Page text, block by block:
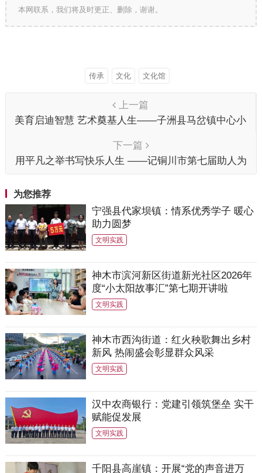
本网联系，我们将及时更正、删除，谢谢。
传承 文化 文化馆
上一篇
美育启迪智慧 艺术奠基人生——子洲县马岔镇中心小
下一篇
用平凡之举书写快乐人生 ——记铜川市第七届助人为
为您推荐
宁强县代家坝镇：情系优秀学子 暖心
助力圆梦
文明实践
神木市滨河新区街道新光社区2026年
度“小太阳故事汇”第七期开讲啦
文明实践
神木市西沟街道：红火秧歌舞出乡村
新风 热闹盛会彰显群众风采
文明实践
汉中农商银行：党建引领筑堡垒 实干
赋能促发展
文明实践
千阳县高崖镇：开展“党的声音进万